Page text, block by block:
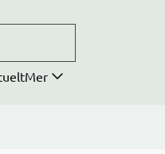
Mer